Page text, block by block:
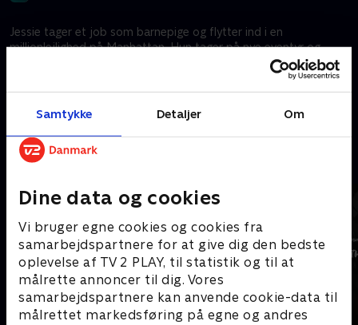
Samtykke Detaljer Om
Dine data og cookies
Vi bruger egne cookies og cookies fra
samarbejdspartnere for at give dig den bedste
oplevelse af TV 2 PLAY, til statistik og til at
målrette annoncer til dig. Vores
samarbejdspartnere kan anvende cookie-data til
målrettet markedsføring på egne og andres
Jessie tager et job som barnepige og flytter ind i en
millionlejlighed på Manhattan. Hun tager på nye eventyr og
lærer at stole på kærligheden fra de vilde børn, hun passer.
Kræver tilkøb
Mere indhold fra Disney+